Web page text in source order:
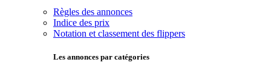
Règles des annonces
Indice des prix
Notation et classement des flippers
Les annonces par catégories